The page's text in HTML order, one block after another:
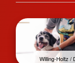
Willing-Holtz /